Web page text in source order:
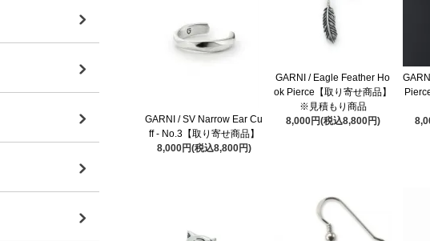
GARNI / SV Narrow Ear Cu
ff - No.3【取り寄せ商品】
8,000円(税込8,800円)
GARNI / Eagle Feather Ho
ok Pierce【取り寄せ商品】
※見積もり商品
8,000円(税込8,800円)